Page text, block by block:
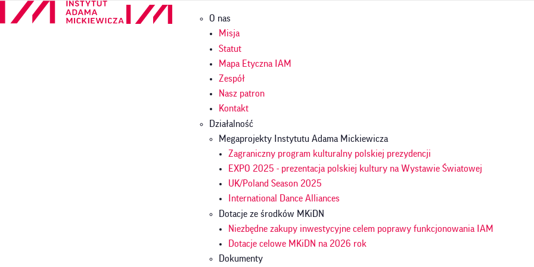
Przejdź
do
Główna
nawigacja
O nas
Misja
Statut
Mapa Etyczna IAM
Zespół
Nasz patron
Kontakt
Działalność
Megaprojekty Instytutu Adama Mickiewicza
Zagraniczny program kulturalny polskiej prezydencji
EXPO 2025 - prezentacja polskiej kultury na Wystawie Światowej
UK/Poland Season 2025
International Dance Alliances
Dotacje ze środków MKiDN
Niezbędne zakupy inwestycyjne celem poprawy funkcjonowania IAM
Dotacje celowe MKiDN na 2026 rok
Dokumenty